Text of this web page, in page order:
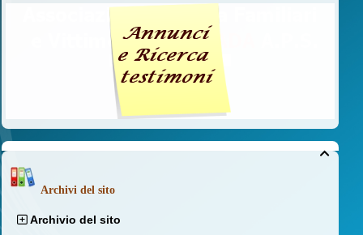

Archivi del sito
Archivio del sito